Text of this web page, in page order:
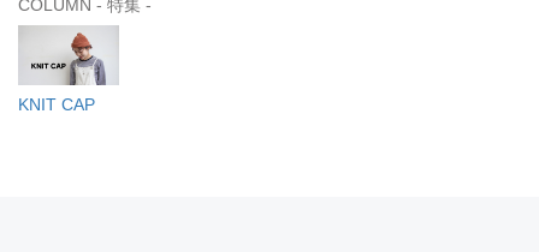
COLUMN - 特集 -
KNIT CAP